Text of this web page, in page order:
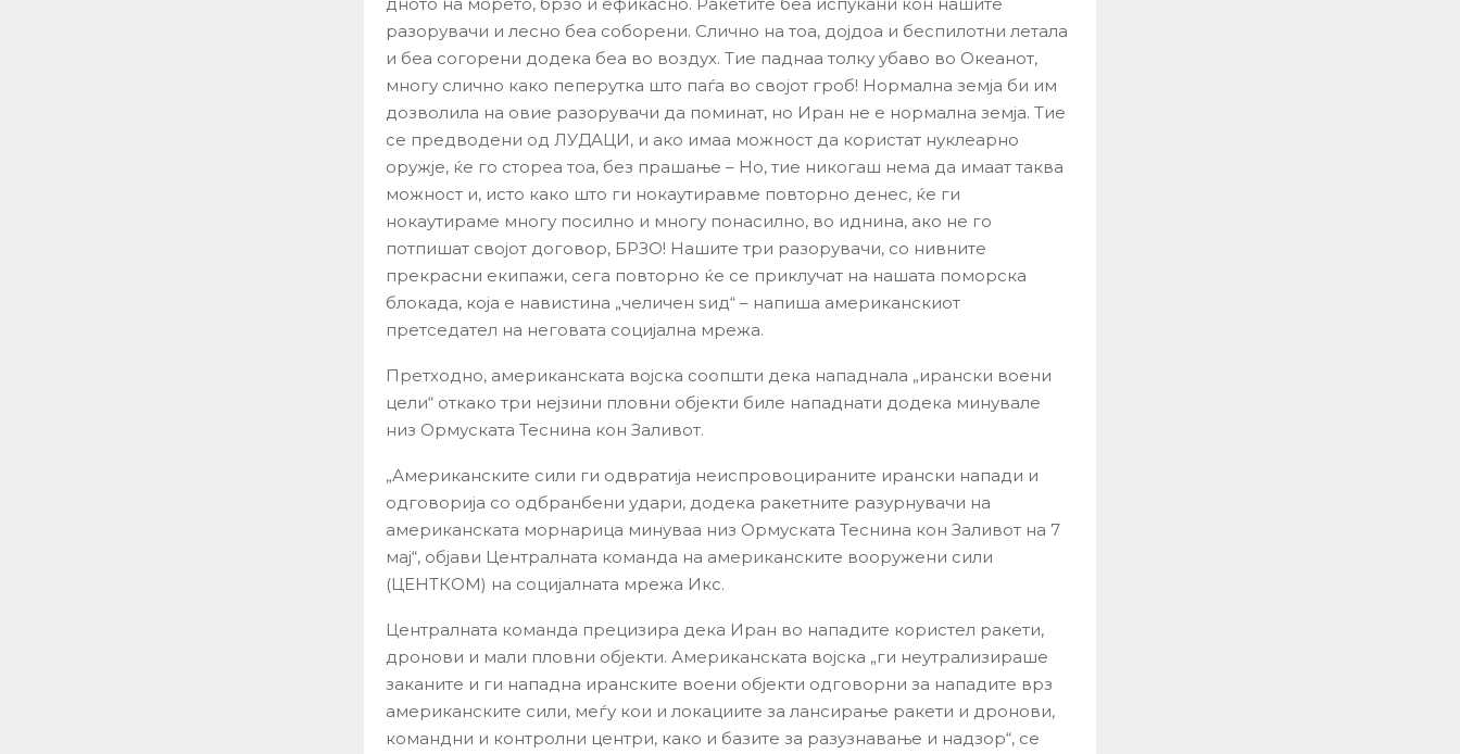
разорувачи и лесно беа соборени. Слично на тоа, дојдоа и беспилотни летала
и беа согорени додека беа во воздух. Тие паднаа толку убаво во Океанот,
многу слично како пеперутка што паѓа во својот гроб! Нормална земја би им
дозволила на овие разорувачи да поминат, но Иран не е нормална земја. Тие
се предводени од ЛУДАЦИ, и ако имаа можност да користат нуклеарно
оружје, ќе го стореа тоа, без прашање – Но, тие никогаш нема да имаат таква
можност и, исто како што ги нокаутиравме повторно денес, ќе ги
нокаутираме многу посилно и многу понасилно, во иднина, ако не го
потпишат својот договор, БРЗО! Нашите три разорувачи, со нивните
прекрасни екипажи, сега повторно ќе се приклучат на нашата поморска
блокада, која е навистина „челичен ѕид“ – напиша американскиот
претседател на неговата социјална мрежа.
Претходно, американската војска соопшти дека нападнала „ирански воени
цели“ откако три нејзини пловни објекти биле нападнати додека минувале
низ Ормуската Теснина кон Заливот.
„Американските сили ги одвратија неиспровоцираните ирански напади и
одговорија со одбранбени удари, додека ракетните разурнувачи на
американската морнарица минуваа низ Ормуската Теснина кон Заливот на 7
мај“, објави Централната команда на американските вооружени сили
(ЦЕНТКОМ) на социјалната мрежа Икс.
Централната команда прецизира дека Иран во нападите користел ракети,
дронови и мали пловни објекти. Американската војска „ги неутрализираше
заканите и ги нападна иранските воени објекти одговорни за нападите врз
американските сили, меѓу кои и локациите за лансирање ракети и дронови,
командни и контролни центри, како и базите за разузнавање и надзор“, се